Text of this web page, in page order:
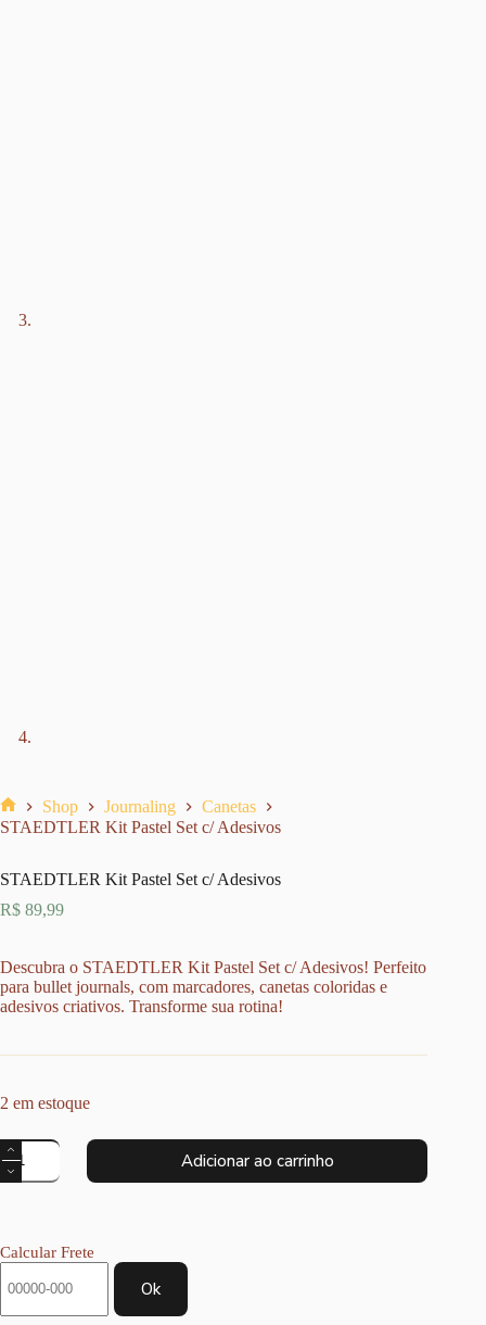
Home
Shop Journaling
Canetas
STAEDTLER Kit Pastel Set c/ Adesivos
STAEDTLER Kit Pastel Set c/ Adesivos
R$ 89,99
Descubra o STAEDTLER Kit Pastel Set c/ Adesivos! Perfeito
para bullet journals, com marcadores, canetas coloridas e
adesivos criativos. Transforme sua rotina!
2 em estoque
STAEDTLER
Kit
Pastel
quantidade
Adicionar ao carrinho
Calcular Frete
Ok